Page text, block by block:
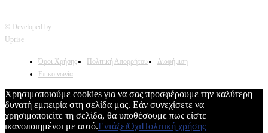
© Developed by
Uprise
Όροι Χρήσης Πολιτική Απορρήτου
Διαφήμιση
Επικοινωνία
Χρησιμοποιούμε cookies για να σας προσφέρουμε την καλύτερη
δυνατή εμπειρία στη σελίδα μας. Εάν συνεχίσετε να
χρησιμοποιείτε τη σελίδα, θα υποθέσουμε πως είστε
ικανοποιημένοι με αυτό.ΕντάξειΌχιΠολιτική χρήσης